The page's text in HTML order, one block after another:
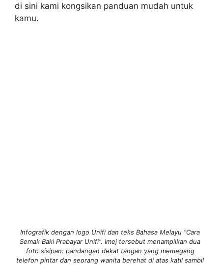
di sini kami kongsikan panduan mudah untuk
kamu.
Infografik dengan logo Unifi dan teks Bahasa Melayu “Cara
Semak Baki Prabayar Unifi”. Imej tersebut menampilkan dua
foto sisipan: pandangan dekat tangan yang memegang
telefon pintar dan seorang wanita berehat di atas katil sambil